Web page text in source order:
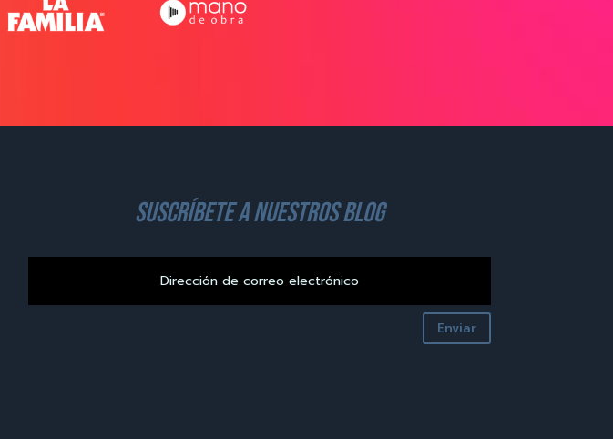
suscríbete a nuestros blog
Enviar